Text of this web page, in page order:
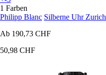
1 Farben
Philipp Blanc Silberne Uhr Zurich
Ab 190,73 CHF
50,98 CHF